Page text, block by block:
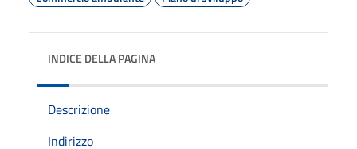
INDICE DELLA PAGINA
Descrizione
Indirizzo